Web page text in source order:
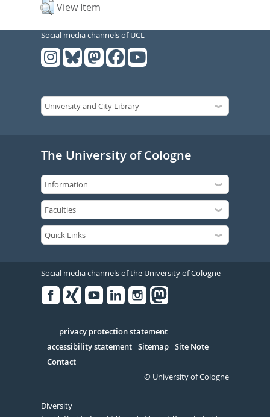
View Item
Social media channels of UCL
The University of Cologne
Social media channels of the University of Cologne
Serivce
privacy protection statement
accessibility statement Sitemap Site Note
Contact
© University of Cologne
Diversity